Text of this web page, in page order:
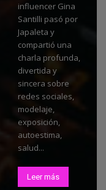
influencer Gina
Santilli pasó por
Japaleta y
compartió una
charla profunda,
divertida y
sincera sobre
redes sociales,
modelaje,
exposición,
autoestima,
salud...
Leer más